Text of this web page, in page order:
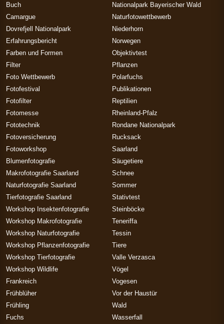
Buch
Camargue
Dovrefjell Nationalpark
Erfahrungsbericht
Farben und Formen
Filter
Foto Wettbewerb
Fotofestival
Fotofilter
Fotomesse
Fototechnik
Fotoversicherung
Fotoworkshop
Blumenfotografie
Makrofotografie Saarland
Naturfotografie Saarland
Tierfotografie Saarland
Workshop Insektenfotografie
Workshop Makrofotografie
Workshop Naturfotografie
Workshop Pflanzenfotografie
Workshop Tierfotografie
Workshop Wildlife
Frankreich
Frühblüher
Frühling
Fuchs
Nationalpark Bayerischer Wald
Naturfotowettbewerb
Niederhorn
Norwegen
Objektivtest
Pflanzen
Polarfuchs
Publikationen
Reptilien
Rheinland-Pfalz
Rondane Nationalpark
Rucksack
Saarland
Säugetiere
Schnee
Sommer
Stativtest
Steinböcke
Teneriffa
Tessin
Tiere
Valle Verzasca
Vögel
Vogesen
Vor der Haustür
Wald
Wasserfall